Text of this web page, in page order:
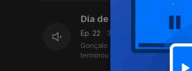
Dia de Jogo
Ep. 22
31 mai. 2026
Gonçalo Sobral é o significado
terminou em lugares de descida